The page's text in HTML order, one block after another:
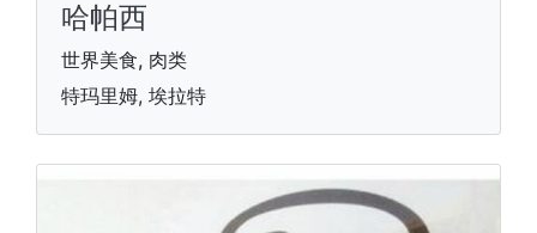
哈帕西
世界美食, 肉类
特玛里姆, 埃拉特